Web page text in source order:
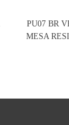
PU07 BR
MESA